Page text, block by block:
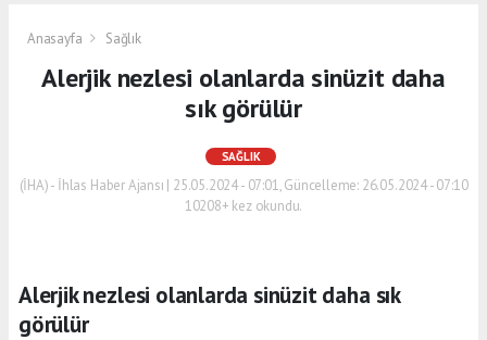
Anasayfa Sağlık
Alerjik nezlesi olanlarda sinüzit daha
sık görülür
SAĞLIK
(İHA) - İhlas Haber Ajansı | 25.05.2024 - 07:01, Güncelleme: 26.05.2024 - 07:10
10208+ kez okundu.
Alerjik nezlesi olanlarda sinüzit daha sık
görülür